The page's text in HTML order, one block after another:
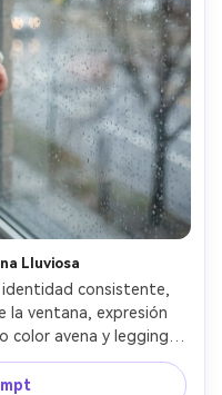
Lluviosa
consistente,
la ventana, expresión
avena y leggings
creando bokeh, luz
100S, 80mm f/1.7,